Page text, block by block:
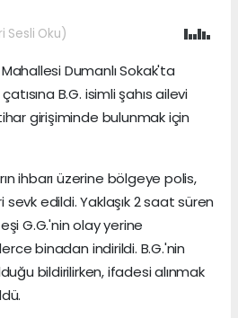
Sesli Oku)
Dumanlı Sokak'ta
B.G. isimli şahıs ailevi
girişiminde bulunmak için
ihbarı üzerine bölgeye polis,
edildi. Yaklaşık 2 saat süren
G.G.'nin olay yerine
binadan indirildi. B.G.'nin
bildirilirken, ifadesi alınmak